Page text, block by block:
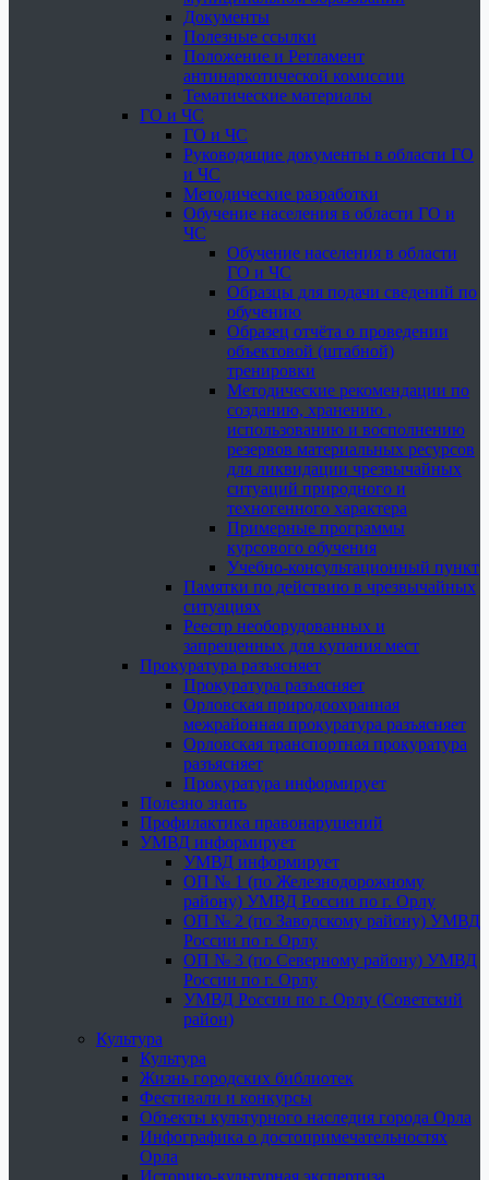
Документы
Полезные ссылки
Положение и Регламент
антинаркотической комиссии
Тематические материалы
ГО и ЧС
ГО и ЧС
Руководящие документы в области ГО
и ЧС
Методические разработки
Обучение населения в области ГО и
ЧС
Обучение населения в области
ГО и ЧС
Образцы для подачи сведений по
обучению
Образец отчёта о проведении
объектовой (штабной)
тренировки
Методические рекомендации по
созданию, хранению ,
использованию и восполнению
резервов материальных ресурсов
для ликвидации чрезвычайных
ситуаций природного и
техногенного характера
Примерные программы
курсового обучения
Учебно-консультационный пункт
Памятки по действию в чрезвычайных
ситуациях
Реестр необорудованных и
запрещенных для купания мест
Прокуратура разъясняет
Прокуратура разъясняет
Орловская природоохранная
межрайонная прокуратура разъясняет
Орловская транспортная прокуратура
разъясняет
Прокуратура информирует
Полезно знать
Профилактика правонарушений
УМВД информирует
УМВД информирует
ОП № 1 (по Железнодорожному
району) УМВД России по г. Орлу
ОП № 2 (по Заводскому району) УМВД
России по г. Орлу
ОП № 3 (по Северному району) УМВД
России по г. Орлу
УМВД России по г. Орлу (Советский
район)
Культура
Культура
Жизнь городских библиотек
Фестивали и конкурсы
Объекты культурного наследия города Орла
Инфографика о достопримечательностях
Орла
Историко-культурная экспертиза